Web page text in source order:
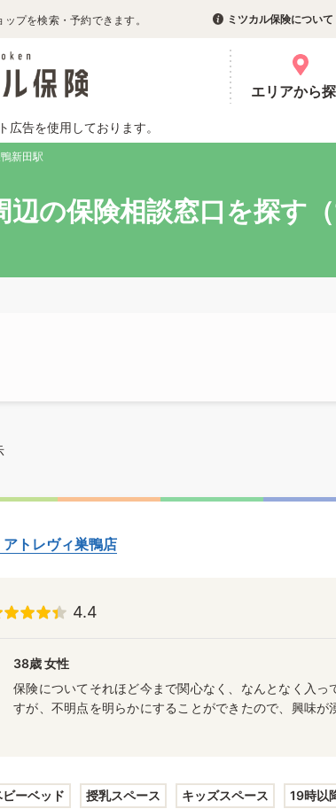
プを検索・予約できます。 ミツカル保険について
エリアから
告を使用しております。
新田駅
の保険相談窓口を探す（
トレヴィ巣鴨店
4.4
38歳 女性
保険についてそれほど今まで関心なく、なんとなく入っ
すが、不明点を明らかにすることができたので、興味が
ビーベッド 授乳スペース キッズスペース 19時以